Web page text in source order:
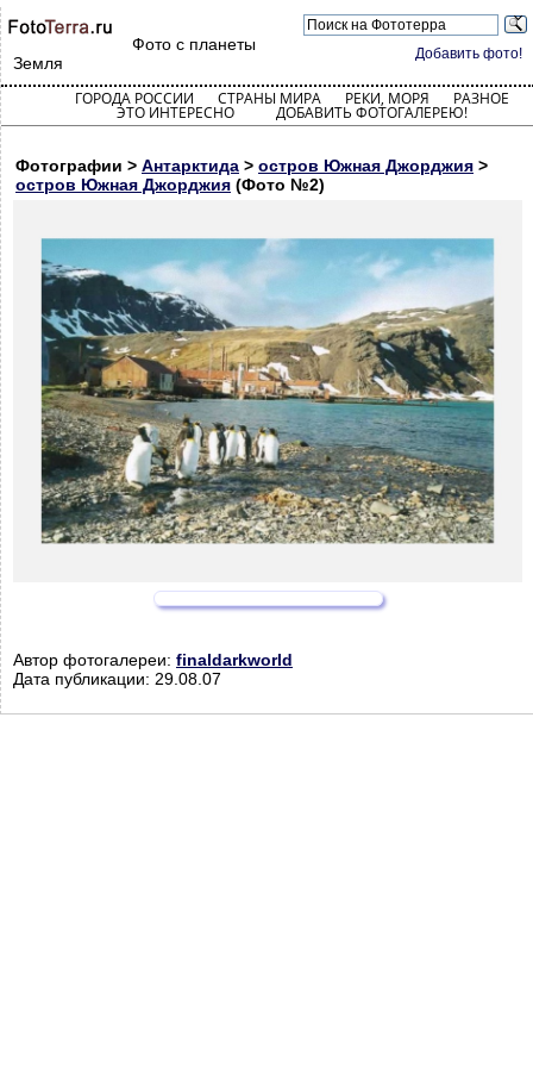
Добавить фото!
Фото с планеты
Земля
ГОРОДА РОССИИ СТРАНЫ МИРА РЕКИ, МОРЯ РАЗНОЕ
ЭТО ИНТЕРЕСНО ДОБАВИТЬ ФОТОГАЛЕРЕЮ!
Фотографии > Антарктида > остров Южная Джорджия >
остров Южная Джорджия (Фото №2)
Автор фотогалереи: finaldarkworld
Дата публикации: 29.08.07